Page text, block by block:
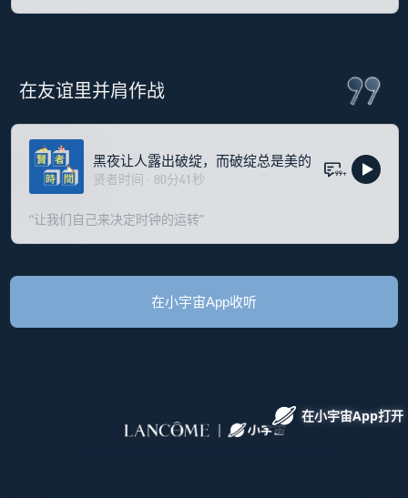
在友谊里并肩作战
黑夜让人露出破绽，而破绽总是美的
贤者时间 · 80分41 秒 99+
“让我们自己来决定时钟的运转”
在小宇宙App收听
在小宇宙App打开
在小宇宙App打开